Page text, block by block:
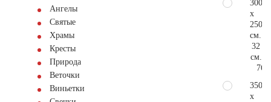
Ангелы
Святые
Храмы
Кресты
Природа
Веточки
Виньетки
300
x
250
см.
32
см.
350
x